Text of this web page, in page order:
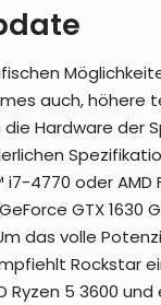
auch, höhere
Hardware der
4770 oder AMD
GTX 1630
das volle
Rockstar
Ryzen 5 3600 und